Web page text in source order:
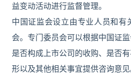
益变动活动进行监督管理。
中国证监会设立由专业人员和有
会。专门委员会可以根据中国证
是否构成上市公司的收购、是否
形以及其他相关事宜提供咨询意